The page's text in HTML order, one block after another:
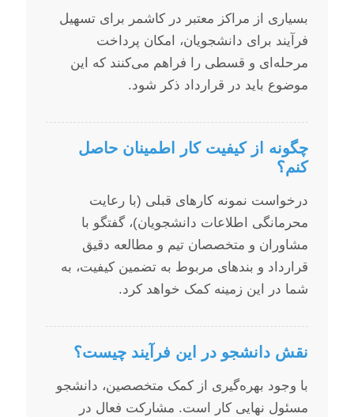
بسیاری از مراکز معتبر در کاشمر برای تسهیل
فرآیند برای دانشجویان، امکان پرداخت
مرحله‌ای و قسطی را فراهم می‌کنند که این
موضوع باید در قرارداد ذکر شود.
چگونه از کیفیت کار اطمینان حاصل
کنم؟
درخواست نمونه کارهای قبلی (با رعایت
محرمانگی اطلاعات دانشجویان)، گفتگو با
مشاوران و متخصصان تیم و مطالعه دقیق
قرارداد و بندهای مربوط به تضمین کیفیت، به
شما در این زمینه کمک خواهد کرد.
نقش دانشجو در این فرآیند چیست؟
با وجود بهره‌گیری از کمک متخصصین، دانشجو
مسئول نهایی کار است. مشارکت فعال در